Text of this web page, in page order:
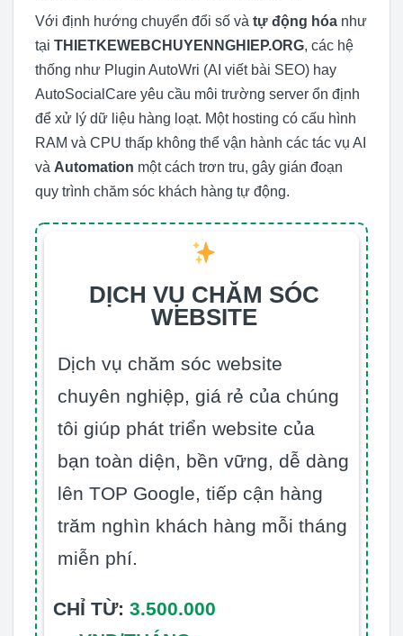
Với định hướng chuyển đổi số và tự động hóa như
tại THIETKEWEBCHUYENNGHIEP.ORG, các hệ
thống như Plugin AutoWri (AI viết bài SEO) hay
AutoSocialCare yêu cầu môi trường server ổn định
để xử lý dữ liệu hàng loạt. Một hosting có cấu hình
RAM và CPU thấp không thể vận hành các tác vụ AI
và Automation một cách trơn tru, gây gián đoạn
quy trình chăm sóc khách hàng tự động.
DỊCH VỤ CHĂM SÓC
WEBSITE
Dịch vụ chăm sóc website
chuyên nghiệp, giá rẻ của chúng
tôi giúp phát triển website của
bạn toàn diện, bền vững, dễ dàng
lên TOP Google, tiếp cận hàng
trăm nghìn khách hàng mỗi tháng
miễn phí.
CHỈ TỪ: 3.500.000